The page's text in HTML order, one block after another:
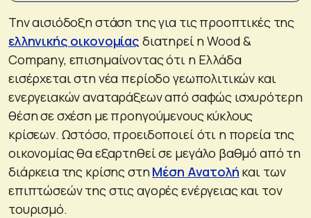
Την αισιόδοξη στάση της για τις προοπτικές της
ελληνικής οικονομίας διατηρεί η Wood &
Company, επισημαίνοντας ότι η Ελλάδα
εισέρχεται στη νέα περίοδο γεωπολιτικών και
ενεργειακών αναταράξεων από σαφώς ισχυρότερη
θέση σε σχέση με προηγούμενους κύκλους
κρίσεων. Ωστόσο, προειδοποιεί ότι η πορεία της
οικονομίας θα εξαρτηθεί σε μεγάλο βαθμό από τη
διάρκεια της κρίσης στηΜέση Ανατολή και των
επιπτώσεών της στις αγορές ενέργειας και τον
τουρισμό.